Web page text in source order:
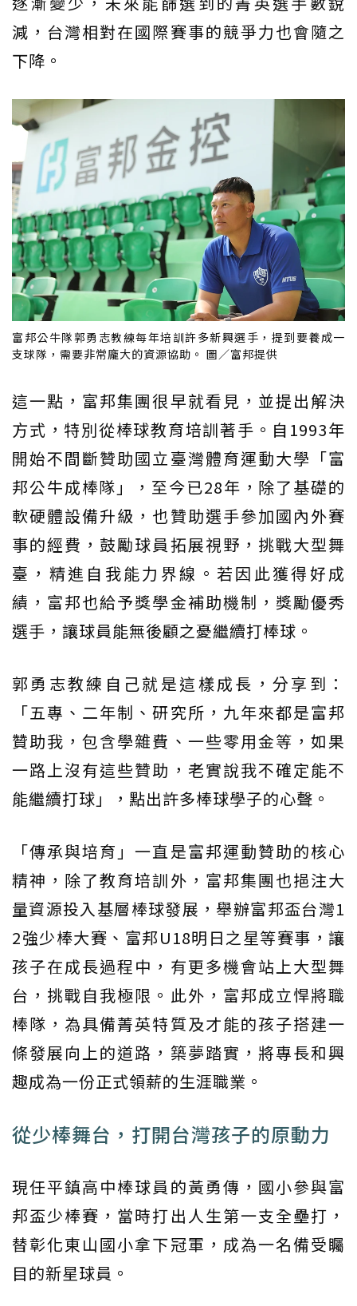
減，台灣相對在國際賽事的競爭力也會隨之
下降。
富邦公牛隊郭勇志教練每年培訓許多新興選手，提到要養成一
支球隊，需要非常龐大的資源協助。 圖／富邦提供
這一點，富邦集團很早就看見，並提出解決
方式，特別從棒球教育培訓著手。自1993年
開始不間斷贊助國立臺灣體育運動大學「富
邦公牛成棒隊」，至今已28年，除了基礎的
軟硬體設備升級，也贊助選手參加國內外賽
事的經費，鼓勵球員拓展視野，挑戰大型舞
臺，精進自我能力界線。若因此獲得好成
績，富邦也給予獎學金補助機制，獎勵優秀
選手，讓球員能無後顧之憂繼續打棒球。
郭勇志教練自己就是這樣成長，分享到：
「五專、二年制、研究所，九年來都是富邦
贊助我，包含學雜費、一些零用金等，如果
一路上沒有這些贊助，老實說我不確定能不
能繼續打球」，點出許多棒球學子的心聲。
「傳承與培育」一直是富邦運動贊助的核心
精神，除了教育培訓外，富邦集團也挹注大
量資源投入基層棒球發展，舉辦富邦盃台灣1
2強少棒大賽、富邦U18明日之星等賽事，讓
孩子在成長過程中，有更多機會站上大型舞
台，挑戰自我極限。此外，富邦成立悍將職
棒隊，為具備菁英特質及才能的孩子搭建一
條發展向上的道路，築夢踏實，將專長和興
趣成為一份正式領薪的生涯職業。
從少棒舞台，打開台灣孩子的原動力
現任平鎮高中棒球員的黃勇傳，國小參與富
邦盃少棒賽，當時打出人生第一支全壘打，
替彰化東山國小拿下冠軍，成為一名備受矚
目的新星球員。